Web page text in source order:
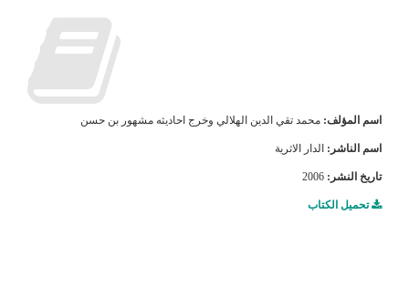
اسم المؤلف: محمد تقي الدين الهلالي وخرج احاديثه مشهور بن حسن
اسم الناشر: الدار الاثرية
تاريخ النشر: 2006
تحميل الكتاب